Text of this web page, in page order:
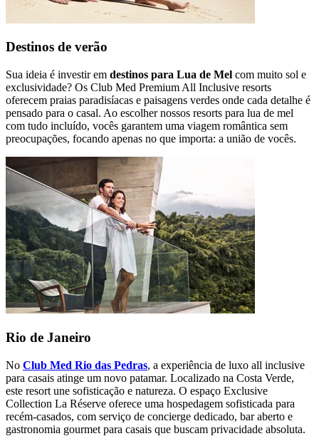
Destinos de verão
Sua ideia é investir em destinos para Lua de Mel com muito sol e
exclusividade? Os Club Med Premium All Inclusive resorts
oferecem praias paradisíacas e paisagens verdes onde cada detalhe é
pensado para o casal. Ao escolher nossos resorts para lua de mel
com tudo incluído, vocês garantem uma viagem romântica sem
preocupações, focando apenas no que importa: a união de vocês.
Rio de Janeiro
No Club Med Rio das Pedras, a experiência de luxo all inclusive
para casais atinge um novo patamar. Localizado na Costa Verde,
este resort une sofisticação e natureza. O espaço Exclusive
Collection La Réserve oferece uma hospedagem sofisticada para
recém-casados, com serviço de concierge dedicado, bar aberto e
gastronomia gourmet para casais que buscam privacidade absoluta.